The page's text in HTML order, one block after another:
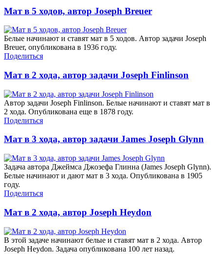
Мат в 5 ходов, автор Joseph Breuer
Белые начинают и ставят мат в 5 ходов. Автор задачи Joseph
Breuer, опубликована в 1936 году.
Поделиться
Мат в 2 хода, автор задачи Joseph Finlinson
Автор задачи Joseph Finlinson. Белые начинают и ставят мат в
2 хода. Опубликована еще в 1878 году.
Поделиться
Мат в 3 хода, автор задачи James Joseph Glynn
Задача автора Джеймса Джозефа Глинна (James Joseph Glynn).
Белые начинают и дают мат в 3 хода. Опубликована в 1905
году.
Поделиться
Мат в 2 хода, автор Joseph Heydon
В этой задаче начинают белые и ставят мат в 2 хода. Автор
Joseph Heydon. Задача опубликована 100 лет назад.